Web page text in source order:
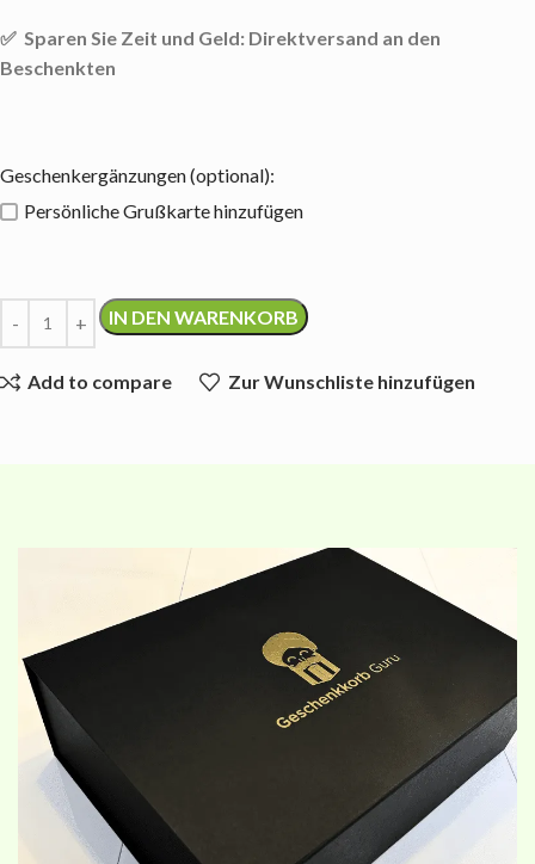
✅ Sparen Sie Zeit und Geld: Direktversand an den
Beschenkten
Geschenkergänzungen (optional):
Persönliche Grußkarte hinzufügen
IN DEN WARENKORB
Add to compare Zur Wunschliste hinzufügen